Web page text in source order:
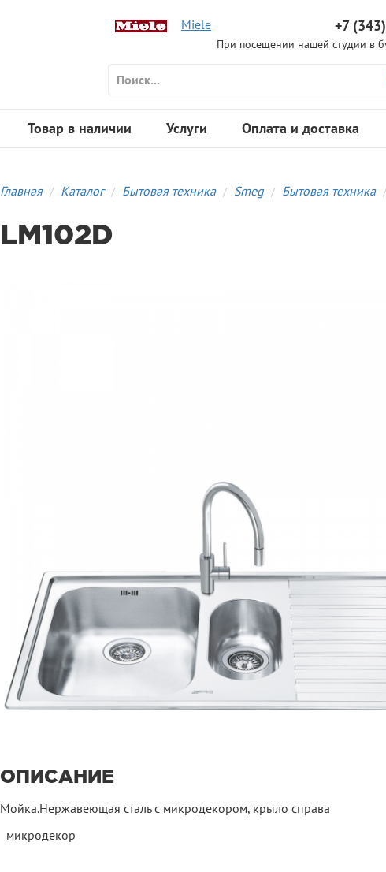
Miele +7
При посещении нашей студии в
Товар в наличии Услуги Оплата и доставка
Главная Каталог Бытовая техника Smeg Бытовая техника
LM102D
ОПИСАНИЕ
Мойка.Нержавеющая сталь с микродекором, крыло справа
микродекор